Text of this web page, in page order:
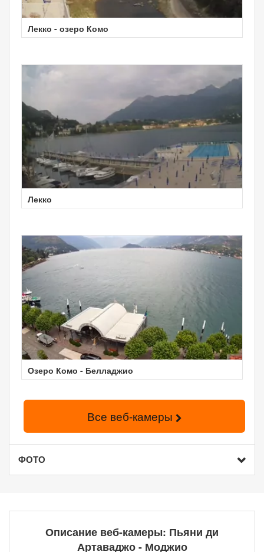
Лекко - озеро Комо
Лекко
Озеро Комо - Белладжио
Все веб-камеры
ФОТО
Описание веб-камеры: Пьяни ди
Артаваджо - Моджио